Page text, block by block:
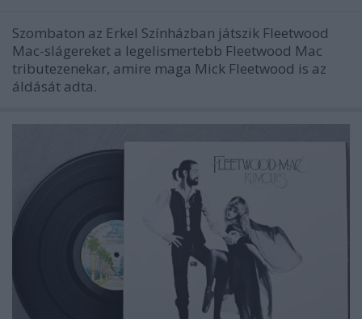
Szombaton az Erkel Színházban játszik Fleetwood
Mac-slágereket a legelismertebb Fleetwood Mac
tributezenekar, amire maga Mick Fleetwood is az
áldását adta.